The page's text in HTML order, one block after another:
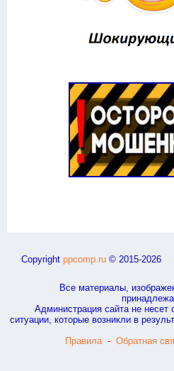
Copyright ppcomp.ru © 2015-2026
Все материалы,
Администрация сайта не несет
ситуации, которые возникли в
Правила - Обратная